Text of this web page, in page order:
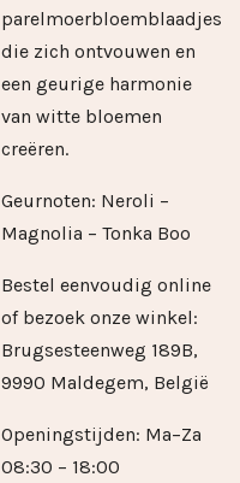
parelmoerbloemblaadjes
die zich ontvouwen en
een geurige harmonie
van witte bloemen
creëren.
Geurnoten: Neroli –
Magnolia – Tonka Boo
Bestel eenvoudig online
of bezoek onze winkel:
Brugsesteenweg 189B,
9990 Maldegem, België
Openingstijden: Ma–Za
08:30 – 18:00